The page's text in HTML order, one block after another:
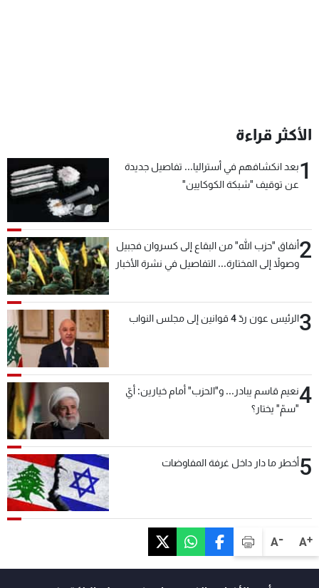
A+
A-
الأكثر قراءة
1بعد انكشافهم في أستراليا... تفاصيل جديدة
عن توقيف "شبكة الكوكايين"
2أنفاق "حزب الله" من البقاع إلى كسروان فجبيل
وصولاً إلى المختارة... التفاصيل في نشرة الأخبار
3الرئيس عون ردّ 4 قوانين إلى مجلس النواب
4نعيم قاسم يبادر... و"الحزب" أمام خيارين: أيّ
"سمّ" يختار؟
5أخطر ما دار داخل غرفة المفاوضات